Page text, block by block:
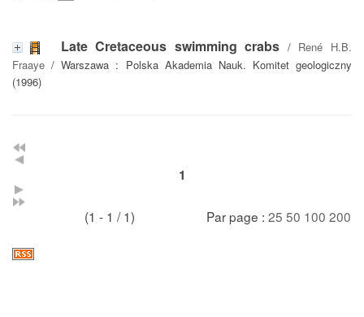
Late Cretaceous swimming crabs / René H.B.
Fraaye / Warszawa : Polska Akademia Nauk. Komitet geologiczny
(1996)
1
(1 - 1 / 1) Par page : 25 50 100 200